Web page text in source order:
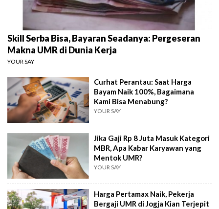
Skill Serba Bisa, Bayaran Seadanya: Pergeseran
Makna UMR di Dunia Kerja
YOUR SAY
Curhat Perantau: Saat Harga
Bayam Naik 100%, Bagaimana
Kami Bisa Menabung?
YOUR SAY
Jika Gaji Rp 8 Juta Masuk Kategori
MBR, Apa Kabar Karyawan yang
Mentok UMR?
YOUR SAY
Harga Pertamax Naik, Pekerja
Bergaji UMR di Jogja Kian Terjepit